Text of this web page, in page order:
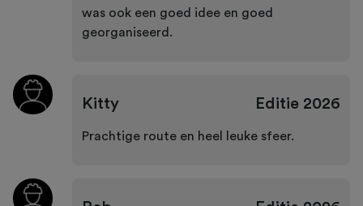
was ook een goed idee en goed
georganiseerd.
Kitty Editie2026
Prachtige route en heel leuke sfeer.